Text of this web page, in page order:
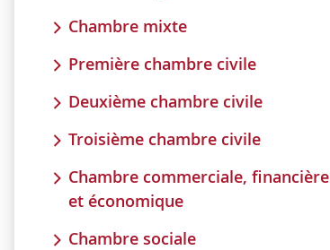
Chambre mixte
Première chambre civile
Deuxième chambre civile
Troisième chambre civile
Chambre commerciale, financière
et économique
Chambre sociale